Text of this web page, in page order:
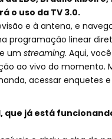
o uso da TV 3.0.
e à antena, e
programação linear
um streaming. Aqui,
ao vivo do momento.
acessar enquetes e
que já está